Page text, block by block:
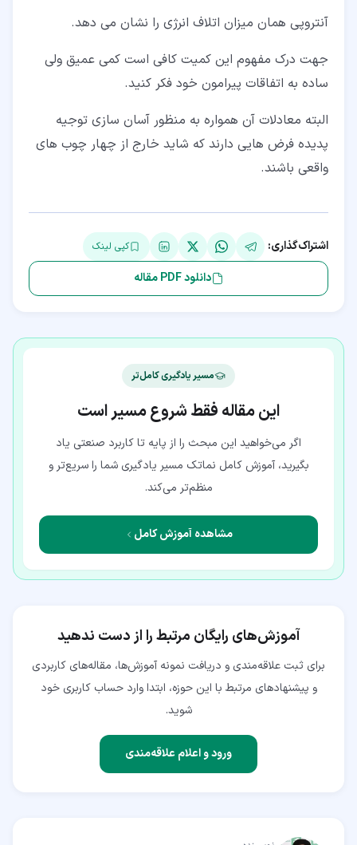
آنتروپی همان میزان اتلاف انرژی را نشان می دهد.
جهت درک مفهوم این کمیت کافی است کمی عمیق ولی
ساده به اتفاقات پیرامون خود فکر کنید.
البته معادلات آن همواره به منظور آسان سازی توجیه
پدیده فرض هایی دارند که شاید خارج از چهار چوب های
واقعی باشند.
اشتراک‌گذاری: کپی لینک
دانلود PDF مقاله
مسیر یادگیری کامل‌تر
این مقاله فقط شروع مسیر است
اگر می‌خواهید این مبحث را از پایه تا کاربرد صنعتی یاد
بگیرید، آموزش کامل نماتک مسیر یادگیری شما را سریع‌تر و
منظم‌تر می‌کند.
مشاهده آموزش کامل
آموزش‌های رایگان مرتبط را از دست ندهید
برای ثبت علاقه‌مندی و دریافت نمونه آموزش‌ها، مقاله‌های کاربردی
و پیشنهادهای مرتبط با این حوزه، ابتدا وارد حساب کاربری خود
شوید.
ورود و اعلام علاقه‌مندی